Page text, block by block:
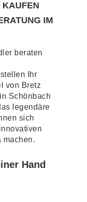
KAUFEN
IM
beraten
Ihr
von Bretz
Schönbach
legendäre
sich
machen.
Hand